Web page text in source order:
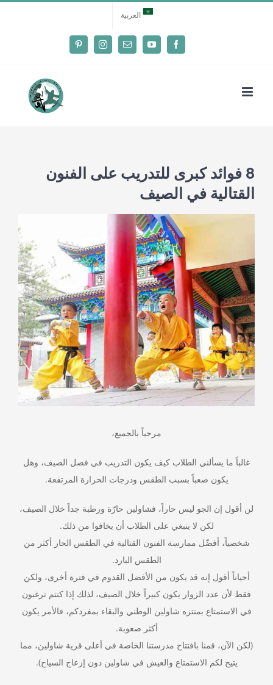
العربية
Facebook
YouTube
Email
Instagram
Pinterest
8 فوائد كبرى للتدريب على الفنون
القتالية في الصيف
Image
مرحباً بالجميع،
غالباً ما يسألني الطلاب كيف يكون التدريب في فصل الصيف، وهل
يكون صعباً بسبب الطقس ودرجات الحرارة المرتفعة.
لن أقول إن الجو ليس حاراً، فشاولين حارّة ورطبة جداً خلال الصيف،
لكن لا ينبغي على الطلاب أن يخافوا من ذلك.
شخصياً، أفضّل ممارسة الفنون القتالية في الطقس الحار أكثر من
الطقس البارد.
أحياناً أقول إنه قد يكون من الأفضل القدوم في فترة أخرى، ولكن
فقط لأن عدد الزوار يكون كبيراً خلال الصيف، لذلك إذا كنتم ترغبون
في الاستمتاع بمنتزه شاولين الوطني والبقاء بمفردكم، فالأمر يكون
أكثر صعوبة.
(لكن الآن، قمنا بافتتاح مدرستنا الخاصة في أعلى قرية شاولين، مما
يتيح لكم الاستمتاع والعيش في شاولين دون إزعاج السياح).